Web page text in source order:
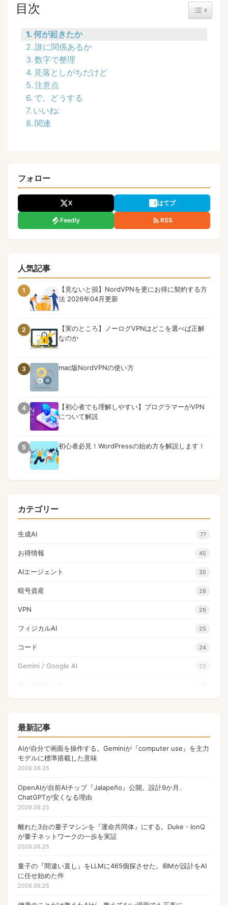
目次 Toggle
何が起きたか
誰に関係あるか
数字で整理
見落としがちだけど
注意点
で、どうする
いいね:
関連
フォロー
X はてブ
Feedly RSS
人気記事
1
【見ないと損】NordVPNを更にお得に契約する方
法 2026年04月更新
2
【実のところ】ノーログVPNはどこを選べば正解
なのか
3 mac版NordVPNの使い方
4
【初心者でも理解しやすい】プログラマーがVPN
について解説
5 初心者必見！WordPressの始め方を解説します！
カテゴリー
生成AI 77
お得情報 45
AIエージェント 35
暗号資産 28
VPN 26
フィジカルAI 25
コード 24
Gemini / Google AI 22
AI・ガジェット
Apple
OpenAI
Gamefi
Anthropic
ゲーム
最新記事
AIが自分で画面を操作する。Geminiが『computer use』を主力
モデルに標準搭載した意味
2026.06.25
OpenAIが自前AIチップ『Jalapeño』公開。設計9か月、
ChatGPTが安くなる理由
2026.06.25
離れた3台の量子マシンを『運命共同体』にする。Duke・IonQ
が量子ネットワークの一歩を実証
2026.06.25
量子の『間違い直し』をLLMに465個探させた。IBMが設計をAI
に任せ始めた件
2026.06.25